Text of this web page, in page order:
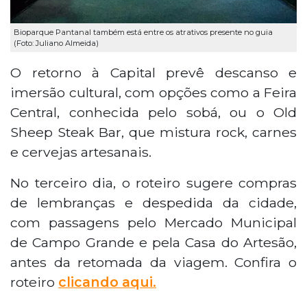
Bioparque Pantanal também está entre os atrativos presente no guia
(Foto: Juliano Almeida)
O retorno à Capital prevê descanso e
imersão cultural, com opções como a Feira
Central, conhecida pelo sobá, ou o Old
Sheep Steak Bar, que mistura rock, carnes
e cervejas artesanais.
No terceiro dia, o roteiro sugere compras
de lembranças e despedida da cidade,
com passagens pelo Mercado Municipal
de Campo Grande e pela Casa do Artesão,
antes da retomada da viagem. Confira o
roteiro clicando aqui.